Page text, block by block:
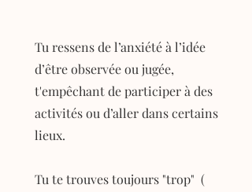
Tu ressens de l’anxiété à l’idée
d’être observée ou jugée,
t'empêchant de participer à des
activités ou d’aller dans certains
lieux.
Tu te trouves toujours "trop" (